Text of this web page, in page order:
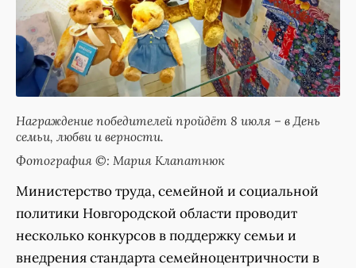
Награждение победителей пройдёт 8 июля – в День
семьи, любви и верности.
Фотография ©: Мария Клапатнюк
Министерство труда, семейной и социальной
политики Новгородской области проводит
несколько конкурсов в поддержку семьи и
внедрения стандарта семейноцентричности в